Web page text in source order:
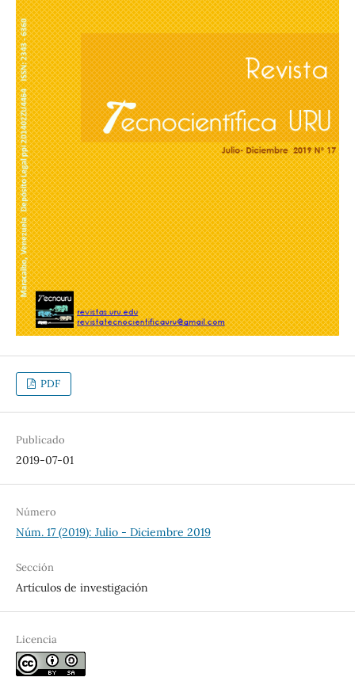
PDF
Publicado
2019-07-01
Número
Núm. 17 (2019): Julio - Diciembre 2019
Sección
Artículos de investigación
Licencia